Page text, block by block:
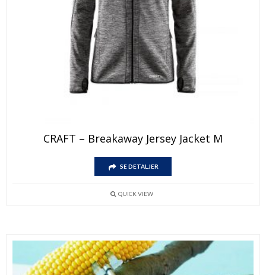
CRAFT – Breakaway Jersey Jacket M
SE DETALJER
QUICK VIEW